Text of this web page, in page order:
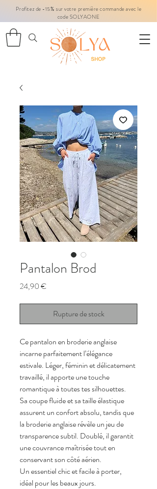
Profitez de -15% sur votre première commande avec le
code SOLYAONE
Pantalon Brod
24,90 €
Rupture de stock
Ce pantalon en broderie anglaise
incarne parfaitement l’élégance
estivale. Léger, féminin et délicatement
travaillé, il apporte une touche
romantique à toutes tes silhouettes.
Sa coupe fluide et sa taille élastique
assurent un confort absolu, tandis que
la broderie anglaise révèle un jeu de
transparence subtil. Doublé, il garantit
une couvrance maîtrisée tout en
conservant son côté aérien.
Un essentiel chic et facile à porter,
idéal pour les beaux jours.